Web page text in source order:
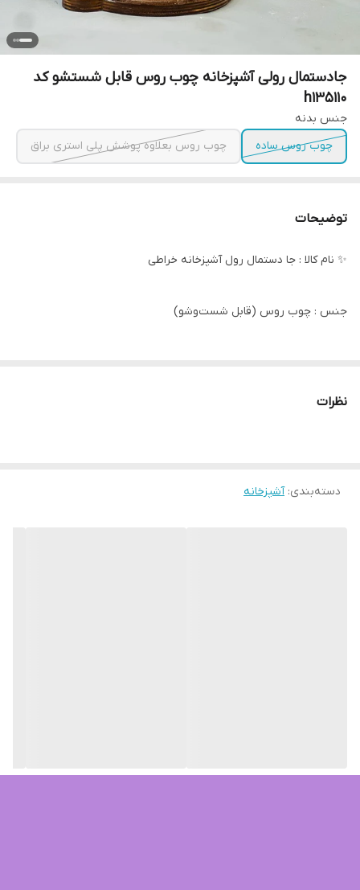
جادستمال رولی آشپزخانه چوب روس قابل شستشو کد
h135110
جنس بدنه
چوب روس ساده
چوب روس بعلاوه پوشش پلی استری براق
توضیحات
✨ نام کالا : جا دستمال رول آشپزخانه خراطی
جنس : چوب روس (قابل شست‌وشو)
نظرات
دسته‌بندی:آشپزخانه